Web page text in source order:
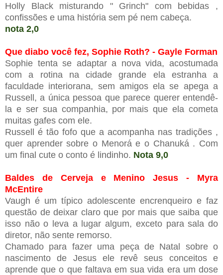
Holly Black misturando " Grinch" com bebidas ,
confissões e uma história sem pé nem cabeça.
nota 2,0
Que diabo você fez, Sophie Roth? - Gayle Forman
Sophie tenta se adaptar a nova vida, acostumada
com a rotina na cidade grande ela estranha a
faculdade interiorana, sem amigos ela se apega a
Russell, a única pessoa que parece querer entendê-
la e ser sua companhia, por mais que ela cometa
muitas gafes com ele.
Russell é tão fofo que a acompanha nas tradições ,
quer aprender sobre o Menorá e o Chanuká . Com
um final cute o conto é lindinho. Nota 9,0
Baldes de Cerveja e Menino Jesus - Myra
McEntire
Vaugh é um típico adolescente encrenqueiro e faz
questão de deixar claro que por mais que saiba que
isso não o leva a lugar algum, exceto para sala do
diretor, não sente remorso.
Chamado para fazer uma peça de Natal sobre o
nascimento de Jesus ele revê seus conceitos e
aprende que o que faltava em sua vida era um dose